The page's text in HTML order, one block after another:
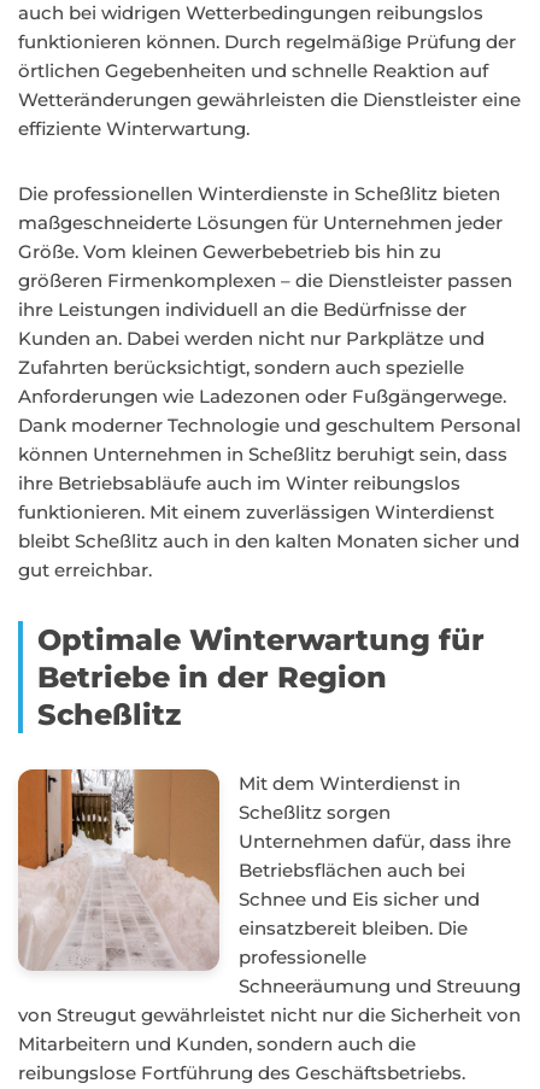
auch bei widrigen Wetterbedingungen reibungslos
funktionieren können. Durch regelmäßige Prüfung der
örtlichen Gegebenheiten und schnelle Reaktion auf
Wetteränderungen gewährleisten die Dienstleister eine
effiziente Winterwartung.
Die professionellen Winterdienste in Scheßlitz bieten
maßgeschneiderte Lösungen für Unternehmen jeder
Größe. Vom kleinen Gewerbebetrieb bis hin zu
größeren Firmenkomplexen – die Dienstleister passen
ihre Leistungen individuell an die Bedürfnisse der
Kunden an. Dabei werden nicht nur Parkplätze und
Zufahrten berücksichtigt, sondern auch spezielle
Anforderungen wie Ladezonen oder Fußgängerwege.
Dank moderner Technologie und geschultem Personal
können Unternehmen in Scheßlitz beruhigt sein, dass
ihre Betriebsabläufe auch im Winter reibungslos
funktionieren. Mit einem zuverlässigen Winterdienst
bleibt Scheßlitz auch in den kalten Monaten sicher und
gut erreichbar.
Optimale Winterwartung für
Betriebe in der Region
Scheßlitz
Mit dem Winterdienst in
Scheßlitz sorgen
Unternehmen dafür, dass ihre
Betriebsflächen auch bei
Schnee und Eis sicher und
einsatzbereit bleiben. Die
professionelle
Schneeräumung und Streuung
von Streugut gewährleistet nicht nur die Sicherheit von
Mitarbeitern und Kunden, sondern auch die
reibungslose Fortführung des Geschäftsbetriebs.